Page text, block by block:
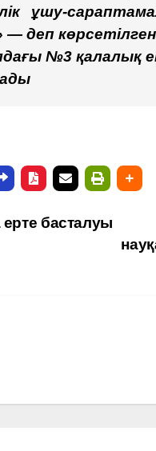
ұшу-
— деп көрсетілген
№3 қалалық
ерте басталуы